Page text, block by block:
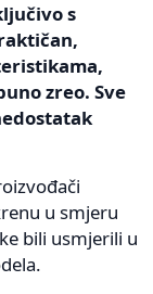
s
zreo. Sve
u smjeru
bili usmjerili u